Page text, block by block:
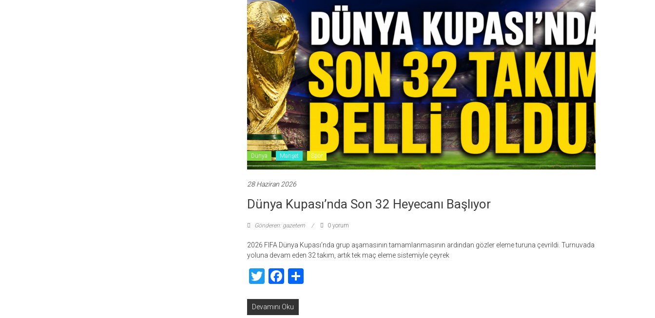
Dünya Manşet Spor
28 Haziran 2026
Dünya Kupası’nda Son 32 Heyecanı Başlıyor
Gönderen: gazetem 0 yorum
2026 FIFA Dünya Kupası’nda grup aşamasının tamamlanmasının ardından gözler eleme turuna çevrildi. Turnuvada
yoluna devam eden 32 takım, artık tek maç eleme sistemiyle çeyrek
TwitterFacebook
Devamını Oku